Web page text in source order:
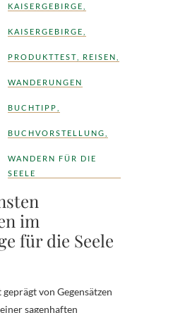
KAISERGEBIRGE
KAISERGEBIRGE
PRODUKTTEST REISEN
WANDERUNGEN
BUCHTIPP
BUCHVORSTELLUNG
WANDERN FÜR DIE
SEELE
im
für die Seele
sagenhaften